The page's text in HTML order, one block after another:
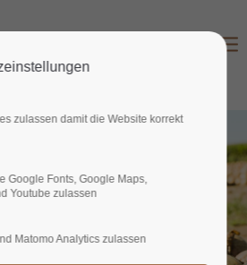
zulassen damit die Website korrekt
Google Fonts, Google Maps,
Youtube zulassen
Matomo Analytics zulassen